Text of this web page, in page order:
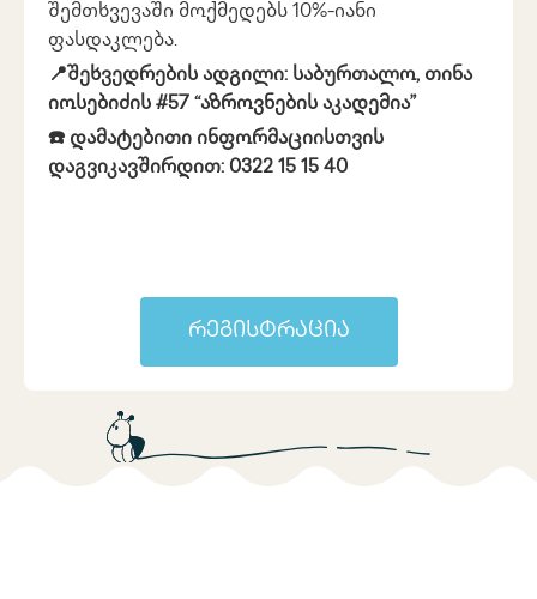
შემთხვევაში მოქმედებს 10%-იანი
ფასდაკლება.
📍შეხვედრების ადგილი: საბურთალო, თინა
იოსებიძის #57 “აზროვნების აკადემია”
☎️ დამატებითი ინფორმაციისთვის
დაგვიკავშირდით: 0322 15 15 40
რეგისტრაცია